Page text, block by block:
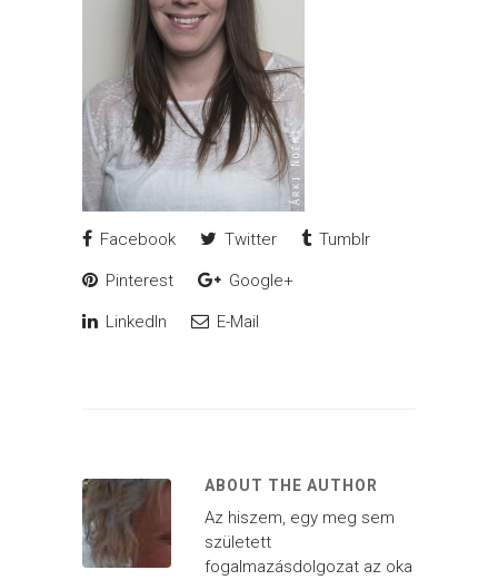
Facebook Twitter Tumblr
Pinterest Google+
LinkedIn E-Mail
ABOUT THE AUTHOR
Az hiszem, egy meg sem
született
fogalmazásdolgozat az oka